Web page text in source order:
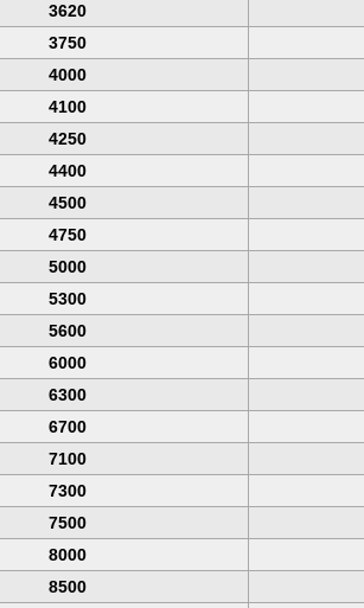
3620
3750
4000
4100
4250
4400
4500
4750
5000
5300
5600
6000
6300
6700
7100
7300
7500
8000
8500